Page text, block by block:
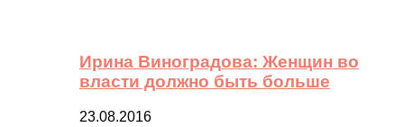
Ирина Виноградова: Женщин во
власти должно быть больше
23.08.2016